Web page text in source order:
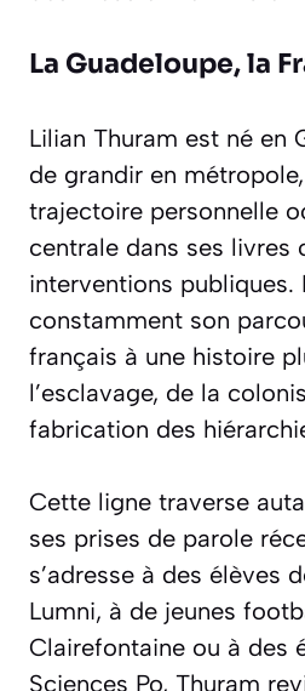
La Guadeloupe, la
Lilian Thuram est né en
de grandir en
trajectoire personnelle
centrale dans ses livres
interventions publiques.
constamment son
français à une histoire
l’esclavage, de la
fabrication des
Cette ligne traverse
ses prises de parole
s’adresse à des élèves
Lumni, à de jeunes
Clairefontaine ou à des
Sciences Po, Thuram